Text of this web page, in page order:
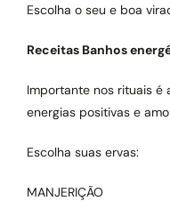
Escolha o seu e boa
Receitas Banhos
Importante nos rituais é
energias positivas e
Escolha suas ervas:
MANJERIÇÃO